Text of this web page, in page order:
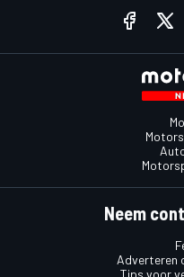
Neem
Adverteren